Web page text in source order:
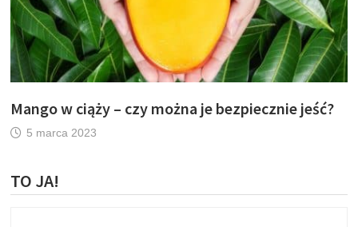
Mango w ciąży – czy można je bezpiecznie jeść?
5 marca 2023
TO JA!